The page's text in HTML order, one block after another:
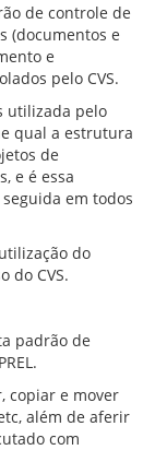
de controle de
(documentos e
e
pelo CVS.
utilizada pelo
qual a estrutura
de
e é essa
em todos
do
do CVS.
padrão de
copiar e mover
além de aferir
com